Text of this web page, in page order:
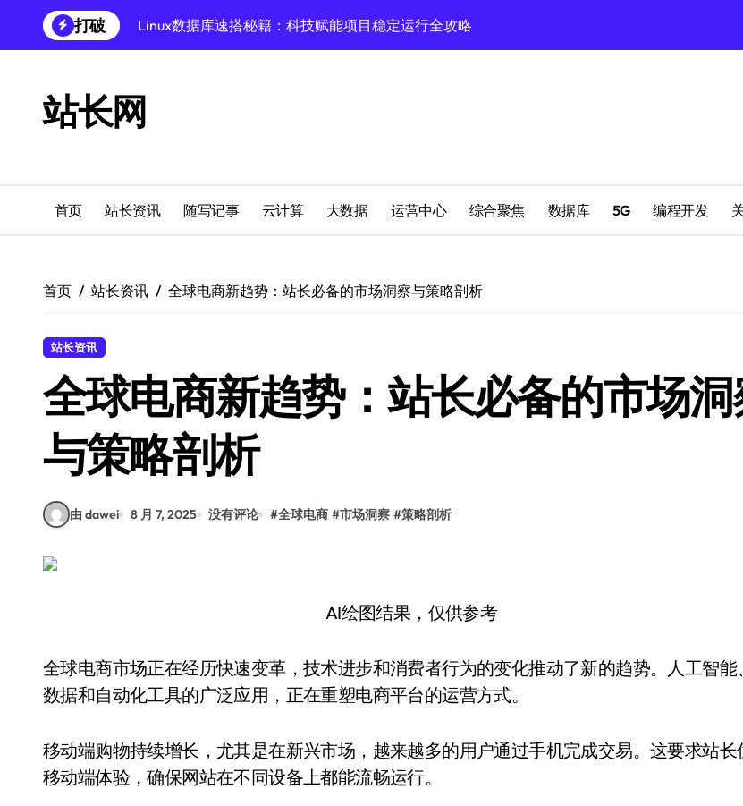
到
打破
Linux数据库速搭秘籍：科技赋能项目稳定运行全攻略
Windows环境搭建：高效运行库配置与管理
Windows下PHP开发环境高效配置秘籍
Windows多媒体开发环境搭建与运行库管理
外闻洞察促融合，科技赋能站长运营
站长网
首页 站长资讯 随写记事 云计算 大数据 运营中心 综合聚焦 数据库 5G 编程开发
首页 站长资讯 全球电商新趋势：站长必备的市场洞察与策略剖析
站长资讯
全球电商新趋势：站长必备的市场
与策略剖析
由 dawei 8 月 7, 2025 没有评论 #全球电商 #市场洞察 #策略剖析
AI绘图结果，仅供参考
全球电商市场正在经历快速变革，技术进步和消费者行为的变化推动了新的趋势。人工智能
数据和自动化工具的广泛应用，正在重塑电商平台的运营方式。
移动端购物持续增长，尤其是在新兴市场，越来越多的用户通过手机完成交易。这要求站长
移动端体验，确保网站在不同设备上都能流畅运行。